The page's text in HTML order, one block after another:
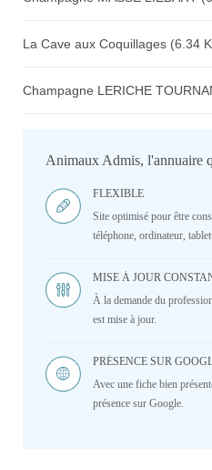
La Cave aux Coquillages (6.34
Champagne LERICHE
Animaux Admis, l'annuaire
FLEXIBLE
Site optimisé pour être
téléphone, ordinateur,
MISE À JOUR
À la demande du
est mise à jour.
PRÉSENCE SUR
Avec une fiche bien
présence sur Google.